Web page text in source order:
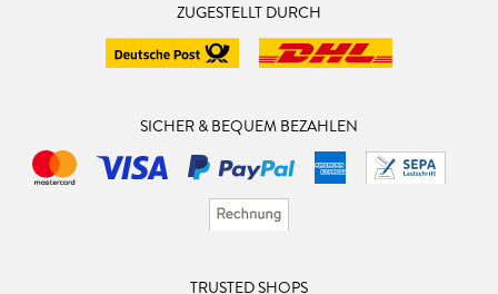
ZUGESTELLT DURCH
SICHER & BEQUEM BEZAHLEN
TRUSTED SHOPS